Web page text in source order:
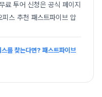
료 투어 신청은 공식 페이지
스 추천 패스트파이브 압
를 찾는다면? 패스트파이브